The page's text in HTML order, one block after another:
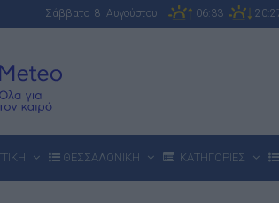
Σάββατο 8 Αυγούστου 06:33
ΘΕΣΣΑΛΟΝΙΚΗ ΚΑΤΗΓΟΡΙΕΣ